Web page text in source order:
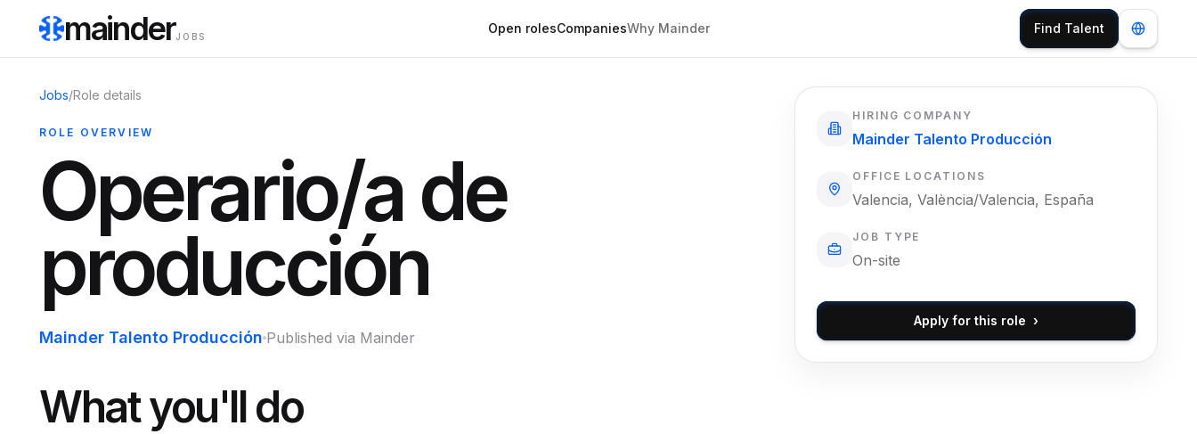
mainderJOBS
Open rolesCompaniesWhy Mainder Find Talent
Jobs/Role details
ROLE OVERVIEW
Operario/a de
producción
Mainder Talento Producción Published via Mainder
What you'll do
HIRING COMPANY
Mainder Talento Producción
OFFICE LOCATIONS
Valencia, València/Valencia, España
JOB TYPE
On-site
Apply for this role ›